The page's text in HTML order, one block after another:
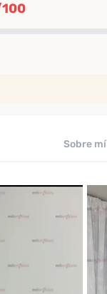
Sobre mí